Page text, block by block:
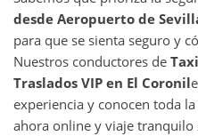
desde Aeropuerto de
para que se sienta seguro y
Nuestros conductores de
Traslados VIP en El Coronil
experiencia y conocen toda
ahora online y viaje